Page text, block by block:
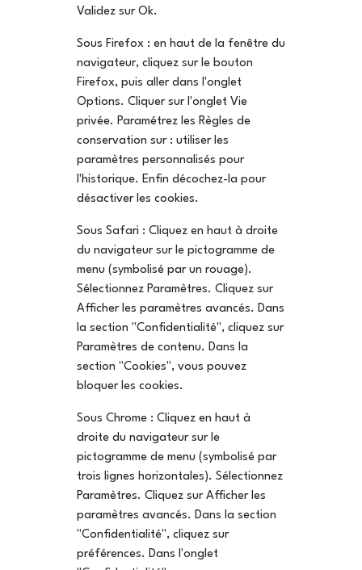
Validez sur Ok.
Sous Firefox : en haut de la fenêtre du
navigateur, cliquez sur le bouton
Firefox, puis aller dans l'onglet
Options. Cliquer sur l'onglet Vie
privée. Paramétrez les Règles de
conservation sur : utiliser les
paramètres personnalisés pour
l'historique. Enfin décochez-la pour
désactiver les cookies.
Sous Safari : Cliquez en haut à droite
du navigateur sur le pictogramme de
menu (symbolisé par un rouage).
Sélectionnez Paramètres. Cliquez sur
Afficher les paramètres avancés. Dans
la section "Confidentialité", cliquez sur
Paramètres de contenu. Dans la
section "Cookies", vous pouvez
bloquer les cookies.
Sous Chrome : Cliquez en haut à
droite du navigateur sur le
pictogramme de menu (symbolisé par
trois lignes horizontales). Sélectionnez
Paramètres. Cliquez sur Afficher les
paramètres avancés. Dans la section
"Confidentialité", cliquez sur
préférences. Dans l'onglet